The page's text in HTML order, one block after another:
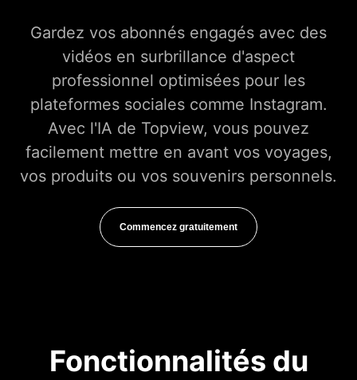
Gardez vos abonnés engagés avec des
vidéos en surbrillance d'aspect
professionnel optimisées pour les
plateformes sociales comme Instagram.
Avec l'IA de Topview, vous pouvez
facilement mettre en avant vos voyages,
vos produits ou vos souvenirs personnels.
Commencez gratuitement
Fonctionnalités du